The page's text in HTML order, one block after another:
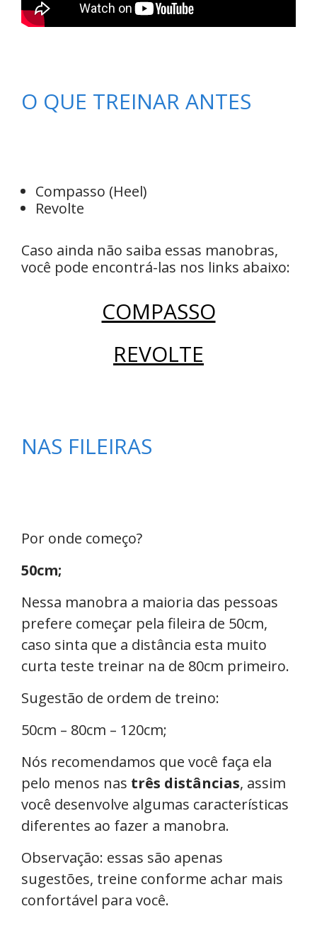
O QUE TREINAR ANTES
Compasso (Heel)
Revolte
Caso ainda não saiba essas manobras,
você pode encontrá-las nos links abaixo:
COMPASSO
REVOLTE
NAS FILEIRAS
Por onde começo?
50cm;
Nessa manobra a maioria das pessoas
prefere começar pela fileira de 50cm,
caso sinta que a distância esta muito
curta teste treinar na de 80cm primeiro.
Sugestão de ordem de treino:
50cm – 80cm – 120cm;
Nós recomendamos que você faça ela
pelo menos nas três distâncias, assim
você desenvolve algumas características
diferentes ao fazer a manobra.
Observação: essas são apenas
sugestões, treine conforme achar mais
confortável para você.